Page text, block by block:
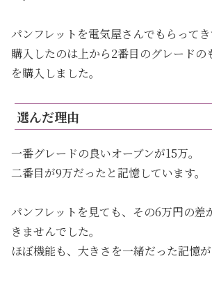
パンフレットを電気屋さんでもらって
購入したのは上から2番目のグレードの
を購入しました。
選んだ理由
一番グレードの良いオーブンが15万。
二番目が9万だったと記憶しています。
パンフレットを見ても、その6万円の差
きませんでした。
ほぼ機能も、大きさを一緒だった記憶が